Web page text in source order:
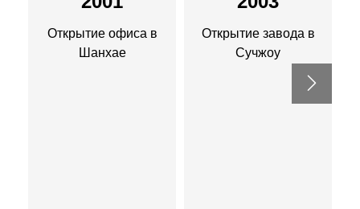
Открытие офиса в
Шанхае
Открытие завода в
Сучжоу